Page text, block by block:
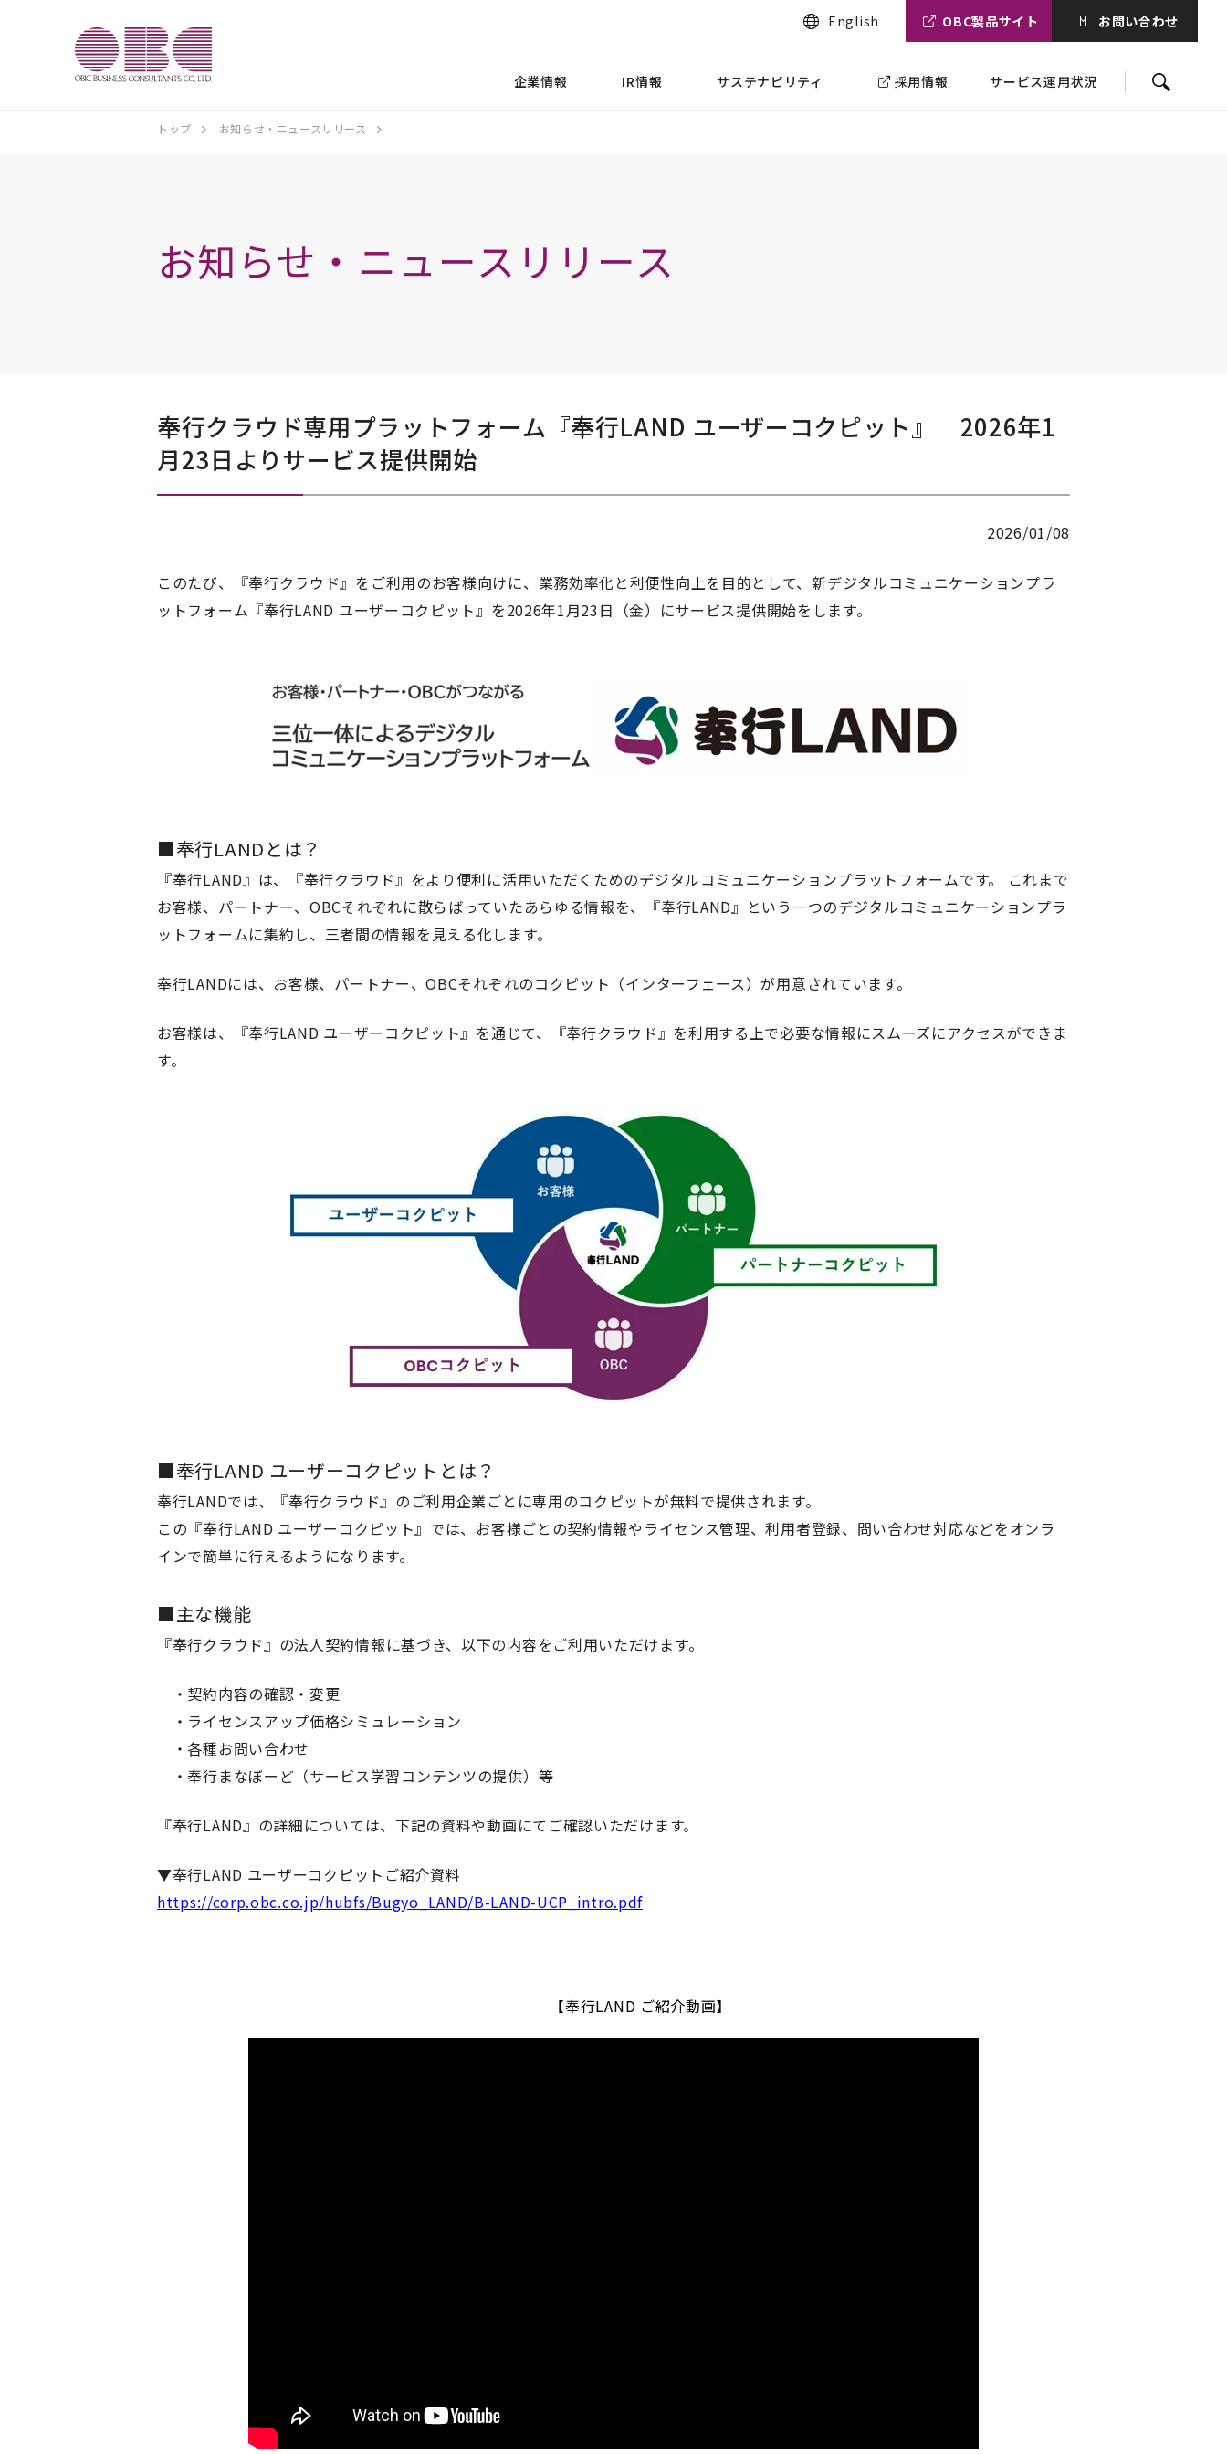
English OBC製品サイト お問い合わせ
企業情報 IR情報 サステナビリティ 採用情報 サービス運用状況
トップ お知らせ・ニュースリリース
お知らせ・ニュースリリース
奉行クラウド専用プラットフォーム『奉行LAND ユーザーコクピット』 2026年1
月23日よりサービス提供開始
2026/01/08
このたび、 『奉行クラウド』 をご利用のお客様向けに、業務効率化と利便性向上を目的として、新デジタルコミュニケーションプラ
ットフォーム 『奉行LAND ユーザーコクピット』 を2026年1月23日（金）にサービス提供開始をします。
■奉行LANDとは？
『奉行LAND』 は、 『奉行クラウド』 をより便利に活用いただくためのデジタルコミュニケーションプラットフォームです。 これまで
お客様、パートナー、 OBCそれぞれに散らばっていたあらゆる情報を、 『奉行LAND』 という一つのデジタルコミュニケーションプラ
ットフォームに集約し、三者間の情報を見える化します。
奉行LANDには、お客様、パートナー、OBCそれぞれのコクピット（インターフェース）が用意されています。
お客様は、 『奉行LAND ユーザーコクピット』 を通じて、 『奉行クラウド』 を利用する上で必要な情報にスムーズにアクセスができま
す。
■奉行LAND ユーザーコクピットとは？
奉行LANDでは、 『奉行クラウド』 のご利用企業ごとに専用のコクピットが無料で提供されます。
この 『奉行LAND ユーザーコクピット』 では、お客様ごとの契約情報やライセンス管理、利用者登録、問い合わせ対応などをオンラ
インで簡単に行えるようになります。
■主な機能
『奉行クラウド』 の法人契約情報に基づき、以下の内容をご利用いただけます。
・契約内容の確認・変更
・ライセンスアップ価格シミュレーション
・各種お問い合わせ
・奉行まなぼーど（サービス学習コンテンツの提供）等
『奉行LAND』 の詳細については、下記の資料や動画にてご確認いただけます。
▼奉行LAND ユーザーコクピットご紹介資料
https://corp.obc.co.jp/hubfs/Bugyo_LAND/B-LAND-UCP_intro.pdf
【奉行LAND ご紹介動画】